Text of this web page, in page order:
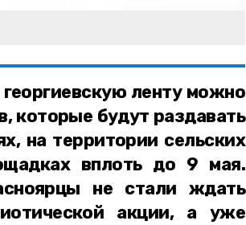
ленту можно
которые будут раздавать
на территории сельских
вплоть до 9 мая.
не стали ждать
акции, а уже